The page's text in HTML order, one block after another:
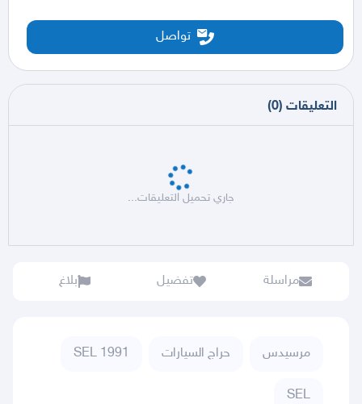
تواصل
التعليقات (
0
)
جاري تحميل التعليقات...
مراسلة تفضيل بلاغ
مرسيدس حراج السيارات SEL 1991
SEL